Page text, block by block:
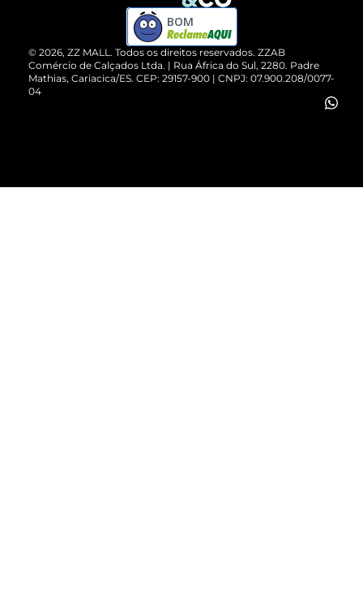
Cartão Presente
Vendas Corporativas
Compre pelo WhatsApp
© 2026, ZZ MALL. Todos os direitos reservados. ZZAB
Comércio de Calçados Ltda. | Rua África do Sul, 2280. Padre
Mathias, Cariacica/ES. CEP: 29157-900 | CNPJ: 07.900.208/0077-
04
BOM